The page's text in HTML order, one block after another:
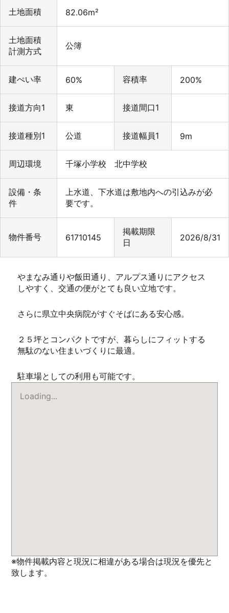
土地面積 82.06m²
土地面積
計測方式
公簿
建ぺい率 60% 容積率 200%
接道方向1 東 接道間口1
接道種別1 公道 接道幅員1 9m
周辺環境 千塚小学校 北中学校
設備・条
件
上水道、下水道は敷地内への引込みが必
要です。
物件番号 61710145
掲載期限
日
2026/8/31
やまなみ通りや飯田通り、アルプス通りにアクセス
しやすく、交通の便がとても良い立地です。
さらに県立中央病院がすぐそばにある安心感。
２５坪とコンパクトですが、暮らしにフィットする
無駄のない住まいづくりに最適。
駐車場としての利用も可能です。
Loading...
※物件掲載内容と現況に相違がある場合は現況を優先と
致します。